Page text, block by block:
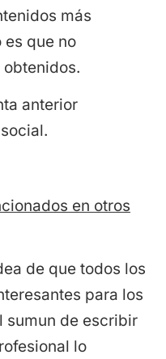
más
que no
anterior
en otros
de que todos los
para los
sumun de escribir
lo